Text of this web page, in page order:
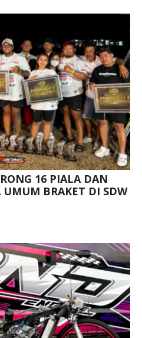
16 PIALA DAN
UMUM BRAKET DI SDW